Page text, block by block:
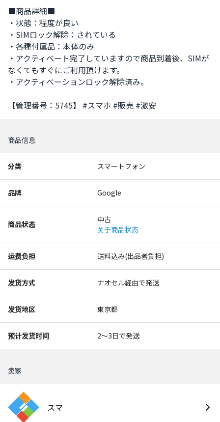
■商品詳細■
・状態：程度が良い
・SIMロック解除：されている
・各種付属品：本体のみ
・アクティベート完了していますので商品到着後、SIMが
なくてもすぐにご利用頂けます。
・アクティべーションロック解除済み。
【管理番号：5745】 #スマホ #販売 #激安
商品信息
分类 スマートフォン
品牌 Google
商品状态
中古
关于商品状态
运费负担 送料込み(出品者負担)
发货方式 ナオセル経由で発送
发货地区 東京都
预计发货时间 2〜3日で発送
卖家
スマ